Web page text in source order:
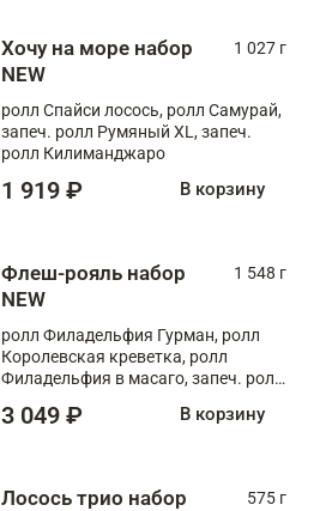
Хочу на море набор
NEW
1 027 г
ролл Спайси лосось, ролл Самурай,
запеч. ролл Румяный XL, запеч.
ролл Килиманджаро
1 919 ₽ В корзину
Флеш-рояль набор
NEW
1 548 г
ролл Филадельфия Гурман, ролл
Королевская креветка, ролл
Филадельфия в масаго, запеч. ролл
Тигровая креветка с моцареллой,
3 049 ₽ В корзину
Лосось трио набор
575 г